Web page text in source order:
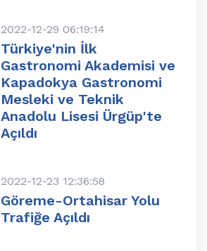
2022-12-29 06:19:14
Türkiye'nin İlk
Gastronomi Akademisi ve
Kapadokya Gastronomi
Mesleki ve Teknik
Anadolu Lisesi Ürgüp'te
Açıldı
2022-12-23 12:36:58
Göreme-Ortahisar Yolu
Trafiğe Açıldı